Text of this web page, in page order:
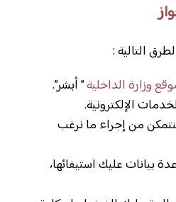
التالية :
وزارة الداخلية” أبشر”.
الإلكترونية.
من إجراء ما نرغب
بيانات عليك استيفائها،